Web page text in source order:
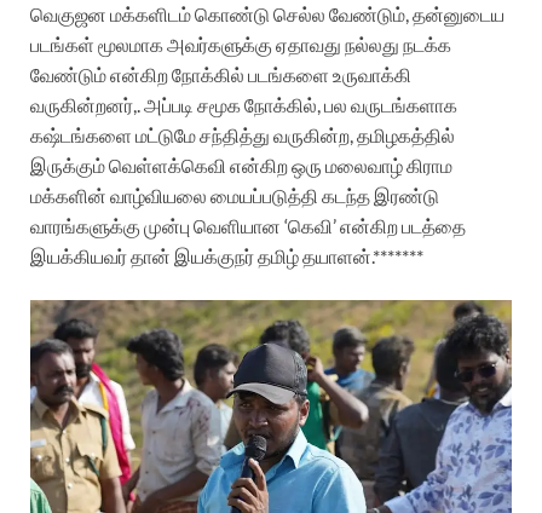
வெகுஜன மக்களிடம் கொண்டு செல்ல வேண்டும், தன்னுடைய
படங்கள் மூலமாக அவர்களுக்கு ஏதாவது நல்லது நடக்க
வேண்டும் என்கிற நோக்கில் படங்களை உருவாக்கி
வருகின்றனர்,. அப்படி சமூக நோக்கில், பல வருடங்களாக
கஷ்டங்களை மட்டுமே சந்தித்து வருகின்ற, தமிழகத்தில்
இருக்கும் வெள்ளக்கெவி என்கிற ஒரு மலைவாழ் கிராம
மக்களின் வாழ்வியலை மையப்படுத்தி கடந்த இரண்டு
வாரங்களுக்கு முன்பு வெளியான ‘கெவி’ என்கிற படத்தை
இயக்கியவர் தான் இயக்குநர் தமிழ் தயாளன்.*******